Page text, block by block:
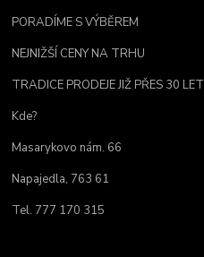
PORADÍME S VÝBĚREM
NEJNIŽŠÍ CENY NA TRHU
TRADICE PRODEJE JIŽ PŘES 30 LET
Kde?
Masarykovo nám. 66
Napajedla, 763 61
Tel. 777 170 315